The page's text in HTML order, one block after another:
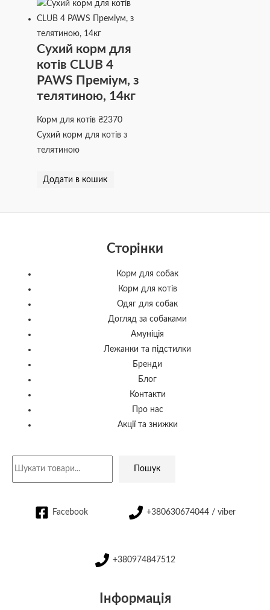
Сухий корм для
котів CLUB 4
PAWS Преміум, з
телятиною, 14кг
Корм для котів₴2370
Сухий корм для котів з
телятиною
Додати в кошик
Сторінки
Корм для собак
Корм для котів
Одяг для собак
Догляд за собаками
Амуніція
Лежанки та підстилки
Бренди
Блог
Контакти
Про нас
Акції та знижки
Пошук
Facebook +380630674044 / viber
+380974847512
Інформація